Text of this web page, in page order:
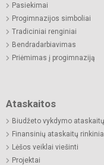
Pasiekimai
Progimnazijos simboliai
Tradiciniai renginiai
Bendradarbiavimas
Priėmimas į progimnaziją
Ataskaitos
Biudžeto vykdymo
Finansinių ataskaitų
Lėšos veiklai viešinti
Projektai